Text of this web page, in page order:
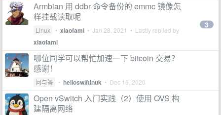
Armbian 用 ddbr 命令备份的 emmc 镜像怎
样挂载读取呢
Linux • xiaofami • Jan 28, 2021 • Lastly replied by
xiaofami
3
哪位同学可以帮忙加速一下 bitcoin 交易？
感谢！
问与答 • helloswiftinuk • Dec 16, 2020
Open vSwitch 入门实践（2）使用 OVS 构
建隔离网络